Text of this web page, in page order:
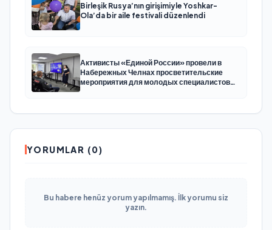
Birleşik Rusya’nın girişimiyle Yoshkar-
Ola’da bir aile festivali düzenlendi
Активисты «Единой России» провели в
Набережных Челнах просветительские
мероприятия для молодых специалистов
YORUMLAR (0)
Bu habere henüz yorum yapılmamış. İlk yorumu siz
yazın.